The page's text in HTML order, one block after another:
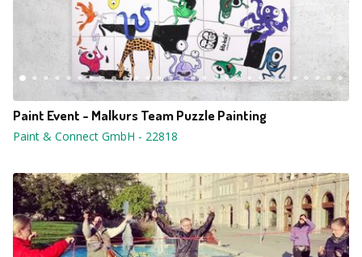
Paint Event - Malkurs Team Puzzle Painting
Paint & Connect GmbH - 22818